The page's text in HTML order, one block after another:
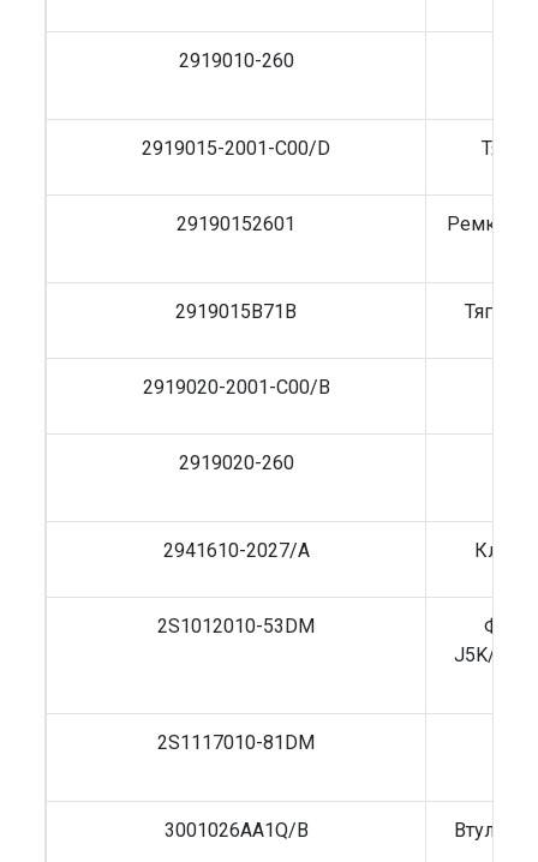
2919010-260
2919015-2001-C00/D Тяга
29190152601
2919015B71B Тяга V
2919020-2001-C00/B
2919020-260
2941610-2027/A
2S1012010-53DM
J5K/
2S1117010-81DM
3001026AA1Q/B Втулка